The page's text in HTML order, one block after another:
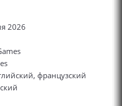
2026
французский